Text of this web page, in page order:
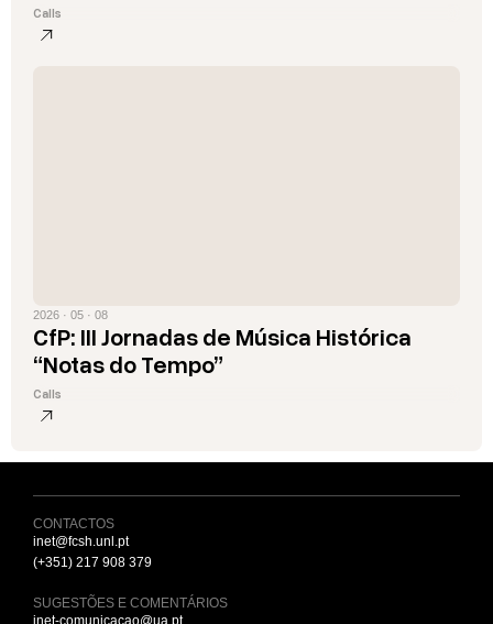
Calls
2026 · 05 · 08
CfP: III Jornadas de Música Histórica
“Notas do Tempo”
Calls
CONTACTOS
inet@fcsh.unl.pt
(+351) 217 908 379
SUGESTÕES E COMENTÁRIOS
inet-comunicacao@ua.pt